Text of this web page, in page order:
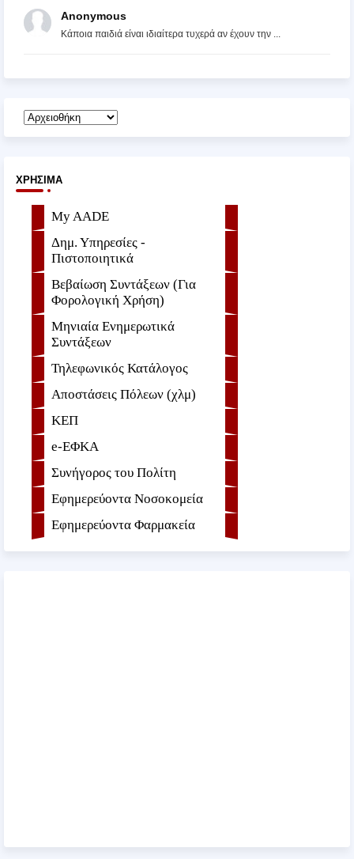
Anonymous
Κάποια παιδιά είναι ιδιαίτερα τυχερά αν έχουν την ...
ΧΡΉΣΙΜΑ
My AADE
Δημ. Υπηρεσίες -
Πιστοποιητικά
Βεβαίωση Συντάξεων (Για
Φορολογική Χρήση)
Μηνιαία Ενημερωτικά
Συντάξεων
Τηλεφωνικός Κατάλογος
Αποστάσεις Πόλεων (χλμ)
ΚΕΠ
e-ΕΦKA
Συνήγορος του Πολίτη
Εφημερεύοντα Νοσοκομεία
Εφημερεύοντα Φαρμακεία